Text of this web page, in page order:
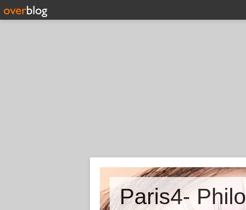
Paris4- Philo